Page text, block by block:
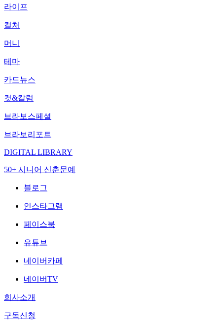
라이프
컬처
머니
테마
카드뉴스
컷&칼럼
브라보스페셜
브라보리포트
DIGITAL LIBRARY
50+ 시니어 신춘문예
블로그
인스타그램
페이스북
유튜브
네이버카페
네이버TV
회사소개
구독신청